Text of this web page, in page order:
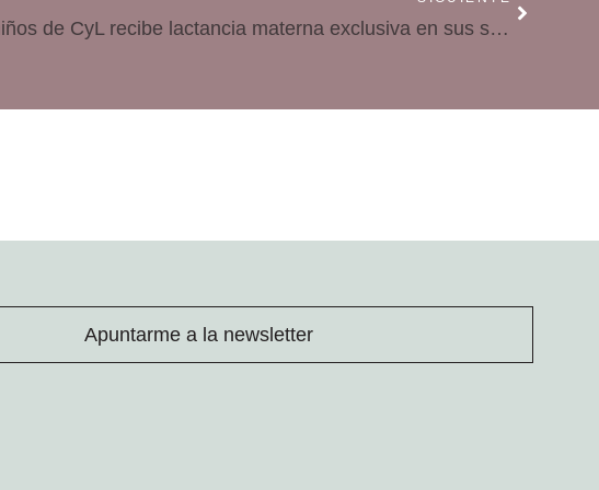
El 24% de los niños de CyL recibe lactancia materna exclusiva en sus seis primeros meses de vida
Apuntarme a la newsletter